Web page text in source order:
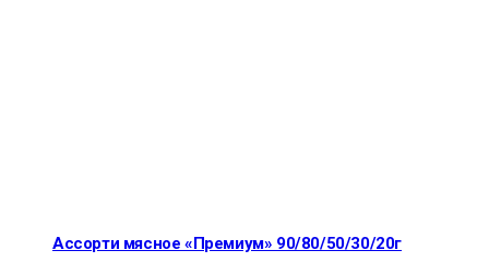
Ассорти мясное «Премиум» 90/80/50/30/20г